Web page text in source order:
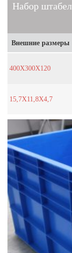
Внешние размеры
400X300X120
15,7X11,8X4,7